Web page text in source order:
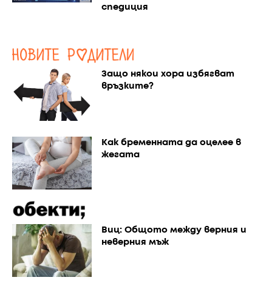
спедиция
Защо някои хора избягват
връзките?
Как бременната да оцелее в
жегата
Виц: Общото между верния и
неверния мъж